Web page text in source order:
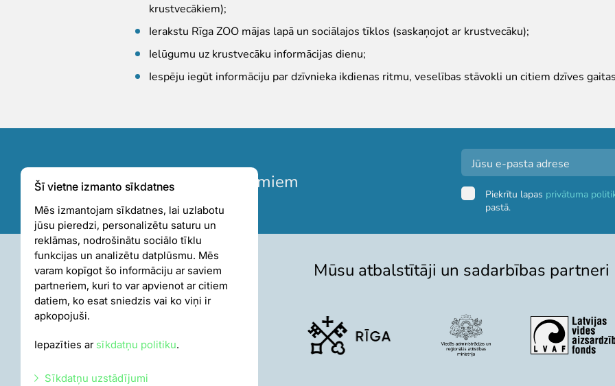
krustvecākiem);
Ierakstu Rīga ZOO mājas lapā un sociālajos tīklos (saskaņojot ar krustvecāku);
Ielūgumu uz krustvecāku informācijas dienu;
Iespēju iegūt informāciju par dzīvnieka ikdienas ritmu, veselības stāvokli un citiem dzīves
Pieteikties jaunumiem
Piekrītu lapas privātuma
pastā.
Mūsu atbalstītāji un sadarbības partneri
Šī vietne izmanto sīkdatnes
Mēs izmantojam sīkdatnes, lai uzlabotu
jūsu pieredzi, personalizētu saturu un
reklāmas, nodrošinātu sociālo tīklu
funkcijas un analizētu datplūsmu. Mēs
varam kopīgot šo informāciju ar saviem
partneriem, kuri to var apvienot ar citiem
datiem, ko esat sniedzis vai ko viņi ir
apkopojuši.
Iepazīties arsīkdatņu politiku.
Sīkdatņu uzstādījumi